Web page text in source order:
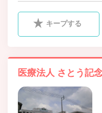
キープする
医療法人 さとう記